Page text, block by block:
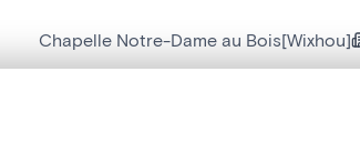
Chapelle Notre-Dame au Bois[Wixhou]